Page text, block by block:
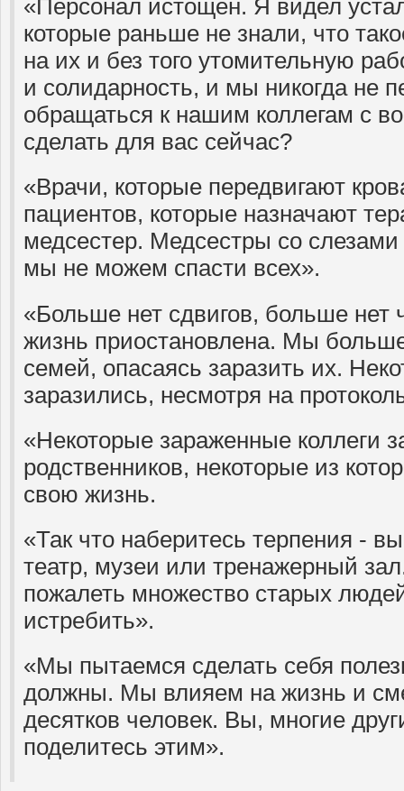
«Персонал истощен. Я видел
которые раньше не знали, что
на их и без того утомительную
и солидарность, и мы никогда не
обращаться к нашим коллегам с
сделать для вас сейчас?
«Врачи, которые передвигают
пациентов, которые назначают
медсестер. Медсестры со слезами
мы не можем спасти всех».
«Больше нет сдвигов, больше нет
жизнь приостановлена. Мы
семей, опасаясь заразить их.
заразились, несмотря на
«Некоторые зараженные коллеги
родственников, некоторые из
свою жизнь.
«Так что наберитесь терпения -
театр, музеи или тренажерный
пожалеть множество старых
истребить».
«Мы пытаемся сделать себя
должны. Мы влияем на жизнь и
десятков человек. Вы, многие
поделитесь этим».